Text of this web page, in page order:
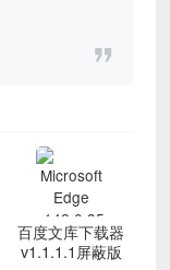
百度文库下载器
v1.1.1.1屏蔽版